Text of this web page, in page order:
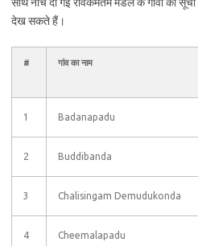
देख सकते हैं।
# गांव का नाम
1 Badanapadu
2 Buddibanda
3 Chalisingam Demudukonda
4 Cheemalapadu